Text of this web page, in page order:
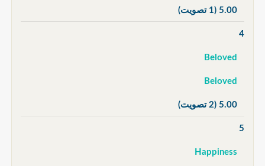
5.00 (1 تصويت)
4
Beloved
Beloved
5.00 (2 تصويت)
5
Happiness